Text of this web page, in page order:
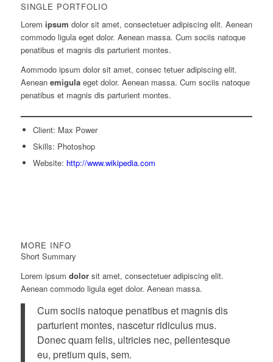
SINGLE PORTFOLIO
Lorem ipsum dolor sit amet, consectetuer adipiscing elit. Aenean
commodo ligula eget dolor. Aenean massa. Cum sociis natoque
penatibus et magnis dis parturient montes.
Aommodo ipsum dolor sit amet, consec tetuer adipiscing elit.
Aenean emigulaeget dolor. Aenean massa. Cum sociis natoque
penatibus et magnis dis parturient montes.
Client: Max Power
Skills: Photoshop
Website: http://www.wikipedia.com
MORE INFO
Short Summary
Lorem ipsum dolorsit amet, consectetuer adipiscing elit.
Aenean commodo ligula eget dolor. Aenean massa.
Cum sociis natoque penatibus et magnis dis
parturient montes, nascetur ridiculus mus.
Donec quam felis, ultricies nec, pellentesque
eu, pretium quis, sem.